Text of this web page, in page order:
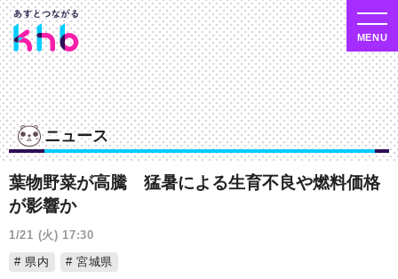
ニュース
葉物野菜が高騰 猛暑による生育不良や燃料価格
が影響か
1/21 (火) 17:30
県内
宮城県